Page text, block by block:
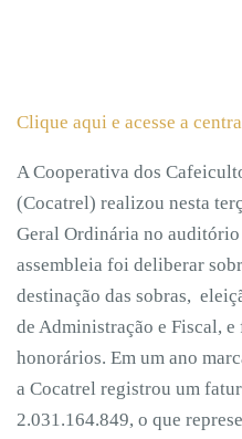
Clique aqui e acesse a
A Cooperativa dos
(Cocatrel) realizou nesta
Geral Ordinária no
assembleia foi deliberar
destinação das sobras,
de Administração e Fiscal,
honorários. Em um ano
a Cocatrel registrou um
2.031.164.849, o que